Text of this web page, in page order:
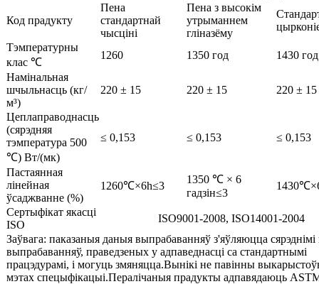
Код прадукту
Пена
стандартнай
чысціні
Пена з высокім
утрыманнем
гліназёму
Тэмпературны
клас ℃
1260 1350 год
1430 год
Намінальная
шчыльнасць (кг/
м³)
220 ± 15 220 ± 15 220 ± 15
Цеплаправоднасць
(сярэдняя
тэмпература 500
℃) Вт/(мк)
≤ 0,153 ≤ 0,153 ≤ 0,153
Пастаянная
лінейная
ўсаджванне (%)
1260℃×6h≤3
1350 ℃ × 6
гадзін≤3
Сертыфікат якасці
ISO
ISO9001-2008, ISO14001-2004
Заўвага: паказаныя даныя выпрабаванняў з'яўляюцца сярэднімі
выпрабаванняў, праведзеных у адпаведнасці са стандартнымі
працэдурамі, і могуць змяняцца.Вынікі не павінны
мэтах спецыфікацыі.Пералічаныя прадукты адпавядаюць